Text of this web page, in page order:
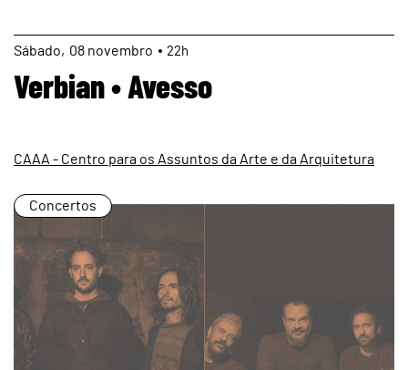
page
08 novembro
Sábado 22h
Verbian • Avesso
CAAA - Centro para os Assuntos da Arte e da Arquitetura
Concertos